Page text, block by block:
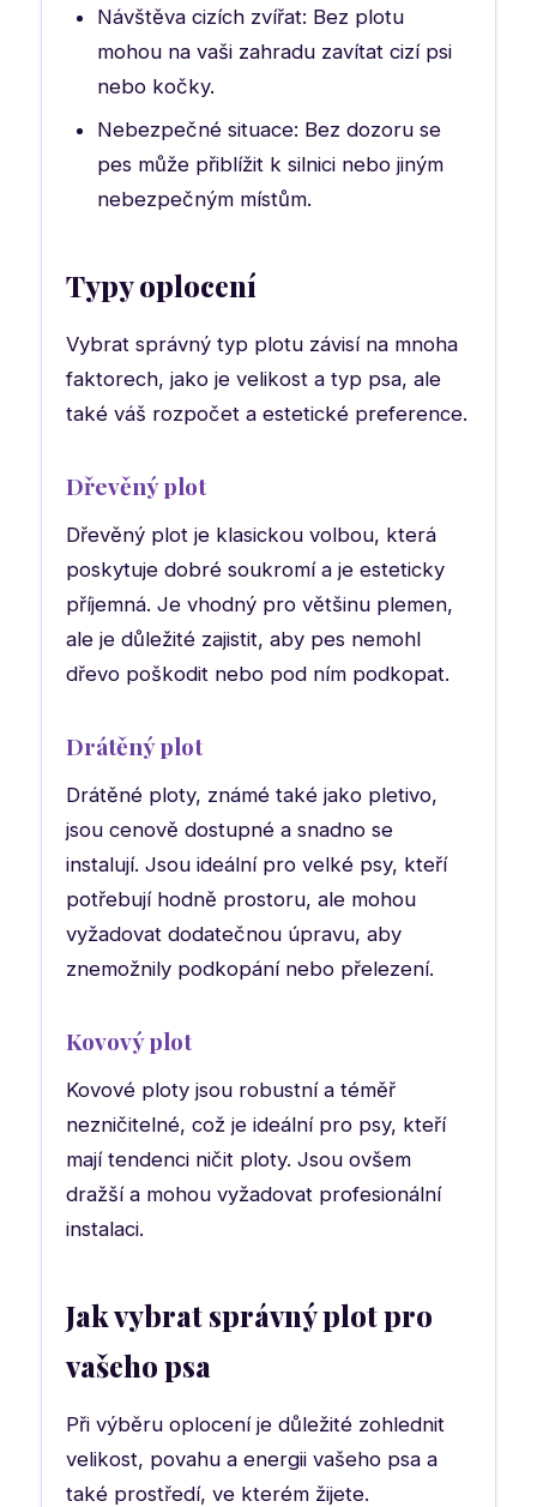
Návštěva cizích zvířat: Bez plotu
mohou na vaši zahradu zavítat cizí psi
nebo kočky.
Nebezpečné situace: Bez dozoru se
pes může přiblížit k silnici nebo jiným
nebezpečným místům.
Typy oplocení
Vybrat správný typ plotu závisí na mnoha
faktorech, jako je velikost a typ psa, ale
také váš rozpočet a estetické preference.
Dřevěný plot
Dřevěný plot je klasickou volbou, která
poskytuje dobré soukromí a je esteticky
příjemná. Je vhodný pro většinu plemen,
ale je důležité zajistit, aby pes nemohl
dřevo poškodit nebo pod ním podkopat.
Drátěný plot
Drátěné ploty, známé také jako pletivo,
jsou cenově dostupné a snadno se
instalují. Jsou ideální pro velké psy, kteří
potřebují hodně prostoru, ale mohou
vyžadovat dodatečnou úpravu, aby
znemožnily podkopání nebo přelezení.
Kovový plot
Kovové ploty jsou robustní a téměř
nezničitelné, což je ideální pro psy, kteří
mají tendenci ničit ploty. Jsou ovšem
dražší a mohou vyžadovat profesionální
instalaci.
Jak vybrat správný plot pro
vašeho psa
Při výběru oplocení je důležité zohlednit
velikost, povahu a energii vašeho psa a
také prostředí, ve kterém žijete.